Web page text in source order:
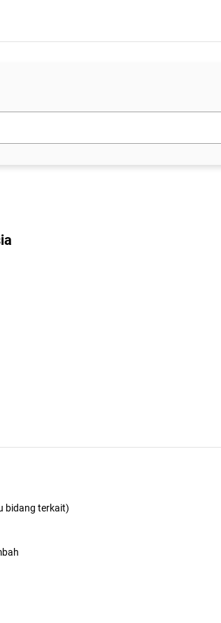
bidang terkait)